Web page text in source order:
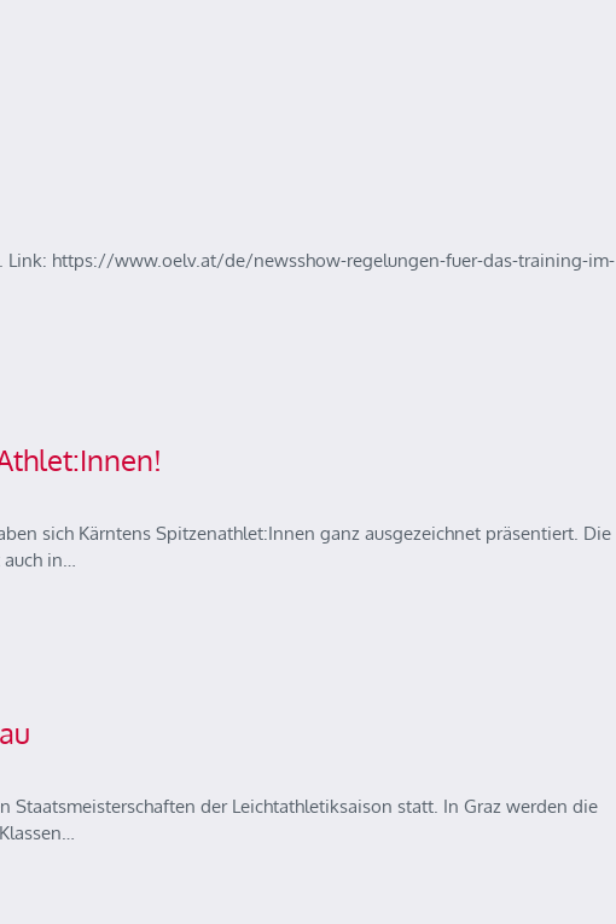
Link: https://www.oelv.at/de/newsshow-regelungen-fuer-das-training-im-
sich Kärntens Spitzenathlet:Innen ganz ausgezeichnet präsentiert. Die
auch in…
der Leichtathletiksaison statt. In Graz werden die